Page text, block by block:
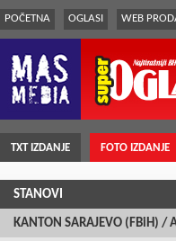
POČETNA OGLASI WEB
TXT IZDANJE FOTO IZDANJE
STANOVI
KANTON SARAJEVO (FBiH) /